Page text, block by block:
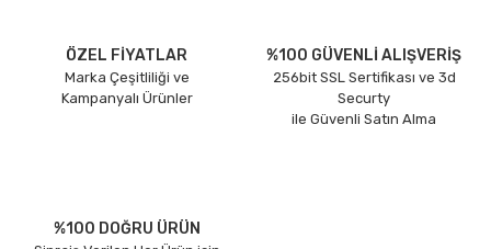
ÖZEL FİYATLAR
Marka Çeşitliliği ve
Kampanyalı Ürünler
%100 GÜVENLİ ALIŞVERİŞ
256bit SSL Sertifikası ve 3d
Securty
ile Güvenli Satın Alma
%100 DOĞRU ÜRÜN